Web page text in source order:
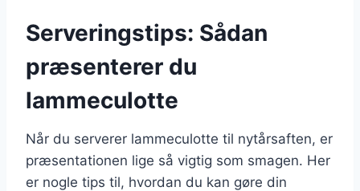
Serveringstips: Sådan
præsenterer du
lammeculotte
Når du serverer lammeculotte til nytårsaften, er
præsentationen lige så vigtig som smagen. Her
er nogle tips til, hvordan du kan gøre din